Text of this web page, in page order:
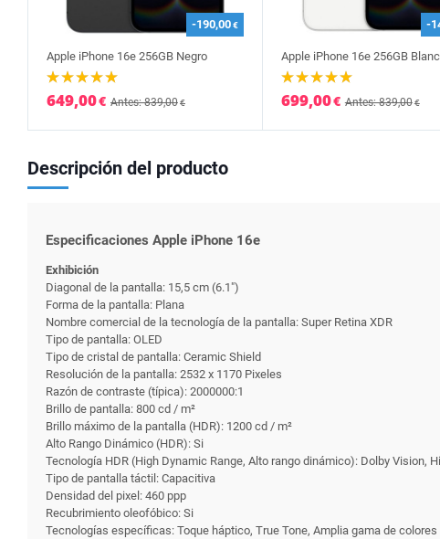
-190,00€
Apple iPhone 16e 256GB Negro
649,00€ Antes: 839,00€
-
Apple iPhone 16e 256GB
699,00€ Antes: 839,00€
Descripción del producto
Especificaciones Apple iPhone 16e
Exhibición
Diagonal de la pantalla: 15,5 cm (6.1")
Forma de la pantalla: Plana
Nombre comercial de la tecnología de la pantalla: Super Retina XDR
Tipo de pantalla: OLED
Tipo de cristal de pantalla: Ceramic Shield
Resolución de la pantalla: 2532 x 1170 Pixeles
Razón de contraste (típica): 2000000:1
Brillo de pantalla: 800 cd / m²
Brillo máximo de la pantalla (HDR): 1200 cd / m²
Alto Rango Dinámico (HDR): Si
Tecnología HDR (High Dynamic Range, Alto rango dinámico): Dolby Vision,
Tipo de pantalla táctil: Capacitiva
Densidad del pixel: 460 ppp
Recubrimiento oleofóbico: Si
Tecnologías específicas: Toque háptico, True Tone, Amplia gama de colores